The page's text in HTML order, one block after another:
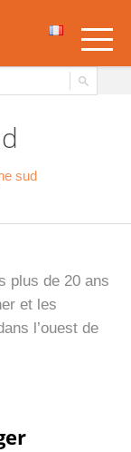
sud
plus de 20 ans
et les
l’ouest de